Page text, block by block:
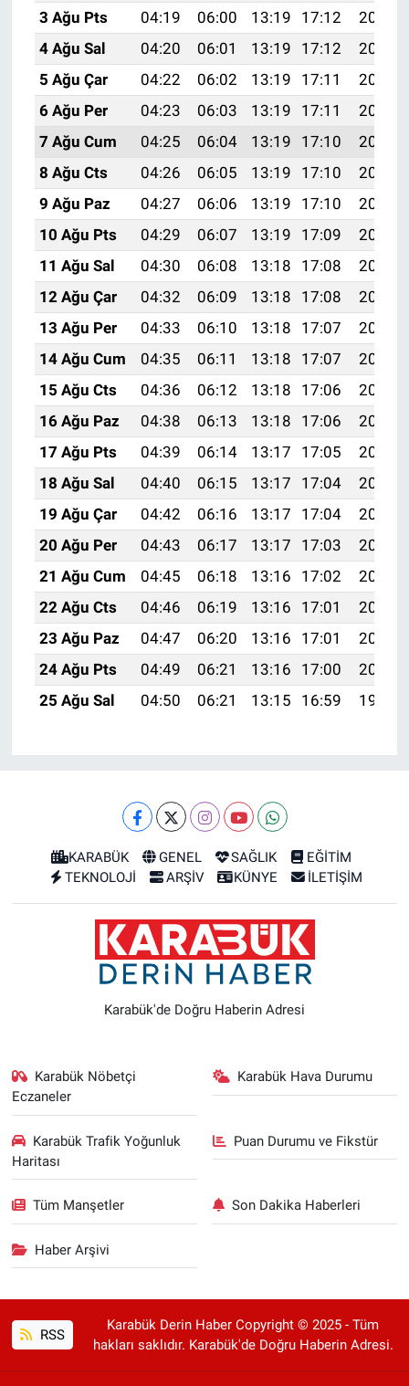
3 Ağu Pts
04:19 06:00 13:19 17:12
20:29
4 Ağu Sal
04:20 06:01 13:19 17:12
20:27
5 Ağu Çar
04:22 06:02 13:19 17:11
20:26
6 Ağu Per
04:23 06:03 13:19 17:11
20:25
7 Ağu Cum
04:25 06:04 13:19 17:10
20:24
8 Ağu Cts
04:26 06:05 13:19 17:10
20:23
9 Ağu Paz
04:27 06:06 13:19 17:10
20:21
10 Ağu Pts
04:29 06:07 13:19 17:09
20:20
11 Ağu Sal
04:30 06:08 13:18 17:08
20:19
12 Ağu Çar
04:32 06:09 13:18 17:08
20:18
13 Ağu Per
04:33 06:10 13:18 17:07
20:16
14 Ağu Cum
04:35 06:11 13:18 17:07
20:15
15 Ağu Cts
04:36 06:12 13:18 17:06
20:14
16 Ağu Paz
04:38 06:13 13:18 17:06
20:12
17 Ağu Pts
04:39 06:14 13:17 17:05
20:11
18 Ağu Sal
04:40 06:15 13:17 17:04
20:10
19 Ağu Çar
04:42 06:16 13:17 17:04
20:08
20 Ağu Per
04:43 06:17 13:17 17:03
20:07
21 Ağu Cum
04:45 06:18 13:16 17:02
20:05
22 Ağu Cts
04:46 06:19 13:16 17:01
20:04
23 Ağu Paz
04:47 06:20 13:16 17:01
20:02
24 Ağu Pts
04:49 06:21 13:16 17:00
20:01
25 Ağu Sal
04:50 06:21 13:15 16:59 19:59
KARABÜK GENEL SAĞLIK
EĞİTİM
TEKNOLOJİ
ARŞİV KÜNYE İLETİŞİM
Karabük'de Doğru Haberin Adresi
Karabük Nöbetçi
Eczaneler
Karabük Hava Durumu
Karabük Trafik Yoğunluk
Haritası
Puan Durumu ve Fikstür
Tüm Manşetler Son Dakika Haberleri
Haber Arşivi
RSS
Karabük Derin Haber Copyright © 2025 - Tüm
hakları saklıdır. Karabük'de Doğru Haberin Adresi.